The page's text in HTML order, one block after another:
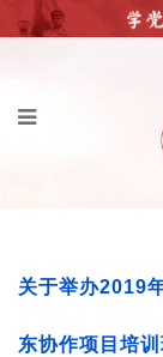
关于举办2019
东协作项目培